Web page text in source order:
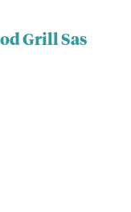
Grill Sas